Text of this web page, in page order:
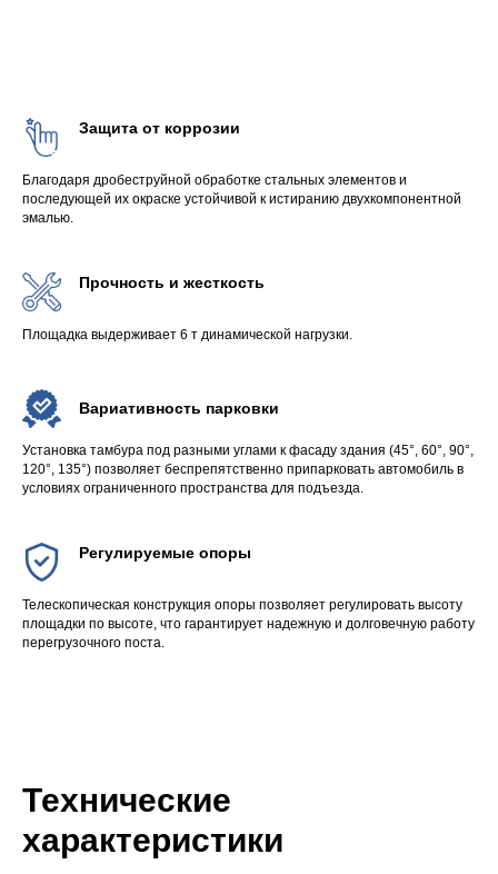
Защита от коррозии
Благодаря дробеструйной обработке стальных элементов и
последующей их окраске устойчивой к истиранию двухкомпонентной
эмалью.
Прочность и жесткость
Площадка выдерживает 6 т динамической нагрузки.
Вариативность парковки
Установка тамбура под разными углами к фасаду здания (45°, 60°, 90°,
120°, 135°) позволяет беспрепятственно припарковать автомобиль в
условиях ограниченного пространства для подъезда.
Регулируемые опоры
Телескопическая конструкция опоры позволяет регулировать высоту
площадки по высоте, что гарантирует надежную и долговечную работу
перегрузочного поста.
Технические
характеристики